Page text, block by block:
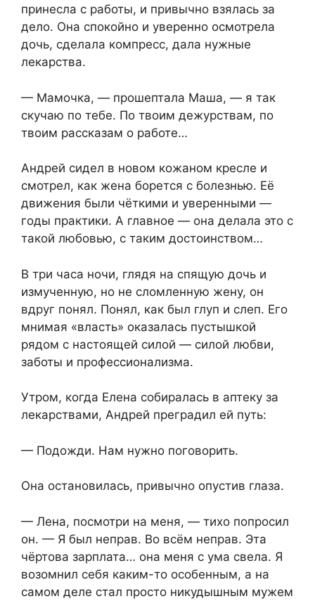
принесла с работы, и привычно взялась за
дело. Она спокойно и уверенно осмотрела
дочь, сделала компресс, дала нужные
лекарства.
— Мамочка, — прошептала Маша, — я так
скучаю по тебе. По твоим дежурствам, по
твоим рассказам о работе…
Андрей сидел в новом кожаном кресле и
смотрел, как жена борется с болезнью. Её
движения были чёткими и уверенными —
годы практики. А главное — она делала это с
такой любовью, с таким достоинством…
В три часа ночи, глядя на спящую дочь и
измученную, но не сломленную жену, он
вдруг понял. Понял, как был глуп и слеп. Его
мнимая «власть» оказалась пустышкой
рядом с настоящей силой — силой любви,
заботы и профессионализма.
Утром, когда Елена собиралась в аптеку за
лекарствами, Андрей преградил ей путь:
— Подожди. Нам нужно поговорить.
Она остановилась, привычно опустив глаза.
— Лена, посмотри на меня, — тихо попросил
он. — Я был неправ. Во всём неправ. Эта
чёртова зарплата… она меня с ума свела. Я
возомнил себя каким-то особенным, а на
самом деле стал просто никудышным мужем